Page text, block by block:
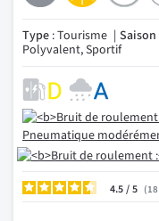
Type : Tourisme Saison
Polyvalent, Sportif
4.5/ 18